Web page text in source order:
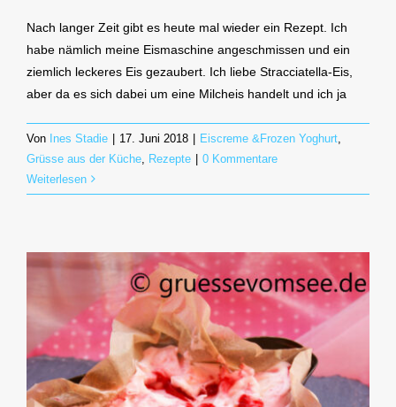
Nach langer Zeit gibt es heute mal wieder ein Rezept. Ich
habe nämlich meine Eismaschine angeschmissen und ein
ziemlich leckeres Eis gezaubert. Ich liebe Stracciatella-Eis,
aber da es sich dabei um eine Milcheis handelt und ich ja
Von Ines Stadie | 17. Juni 2018 | Eiscreme &Frozen Yoghurt
Grüsse aus der Küche Rezepte | 0 Kommentare
Weiterlesen